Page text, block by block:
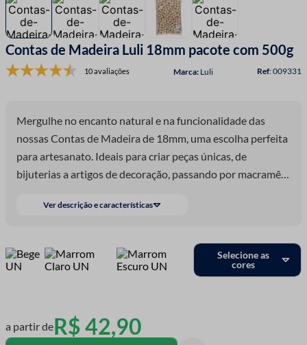
Contas de Madeira Luli 18mm pacote com 500g
10 avaliações Luli :009331
Mergulhe no encanto natural e na funcionalidade das
nossas Contas de Madeira de 18mm, uma escolha perfeita
para artesanato. Ideais para criar peças únicas, de
bijuterias a artigos de decoração, passando por macramê e
Ver descrição e características
Selecione as
cores
a partir deR$42,90